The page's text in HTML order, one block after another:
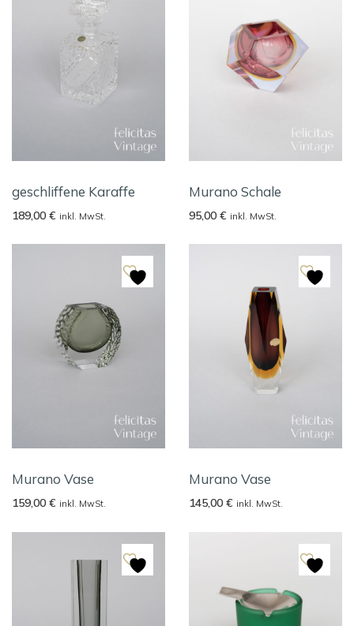
geschliffene Karaffe
189,00 € inkl. MwSt.
Murano Schale
95,00 € inkl. MwSt.
Murano Vase
159,00 € inkl. MwSt.
Murano Vase
145,00 € inkl. MwSt.